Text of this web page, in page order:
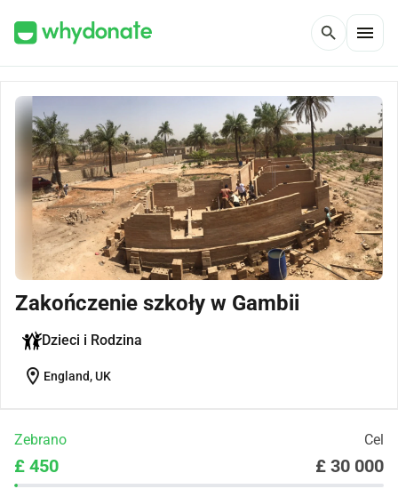
search menu
Zakończenie szkoły w Gambii
Dzieci i Rodzina
location_on England, UK
Zebrano Cel
£ 450 £ 30 000